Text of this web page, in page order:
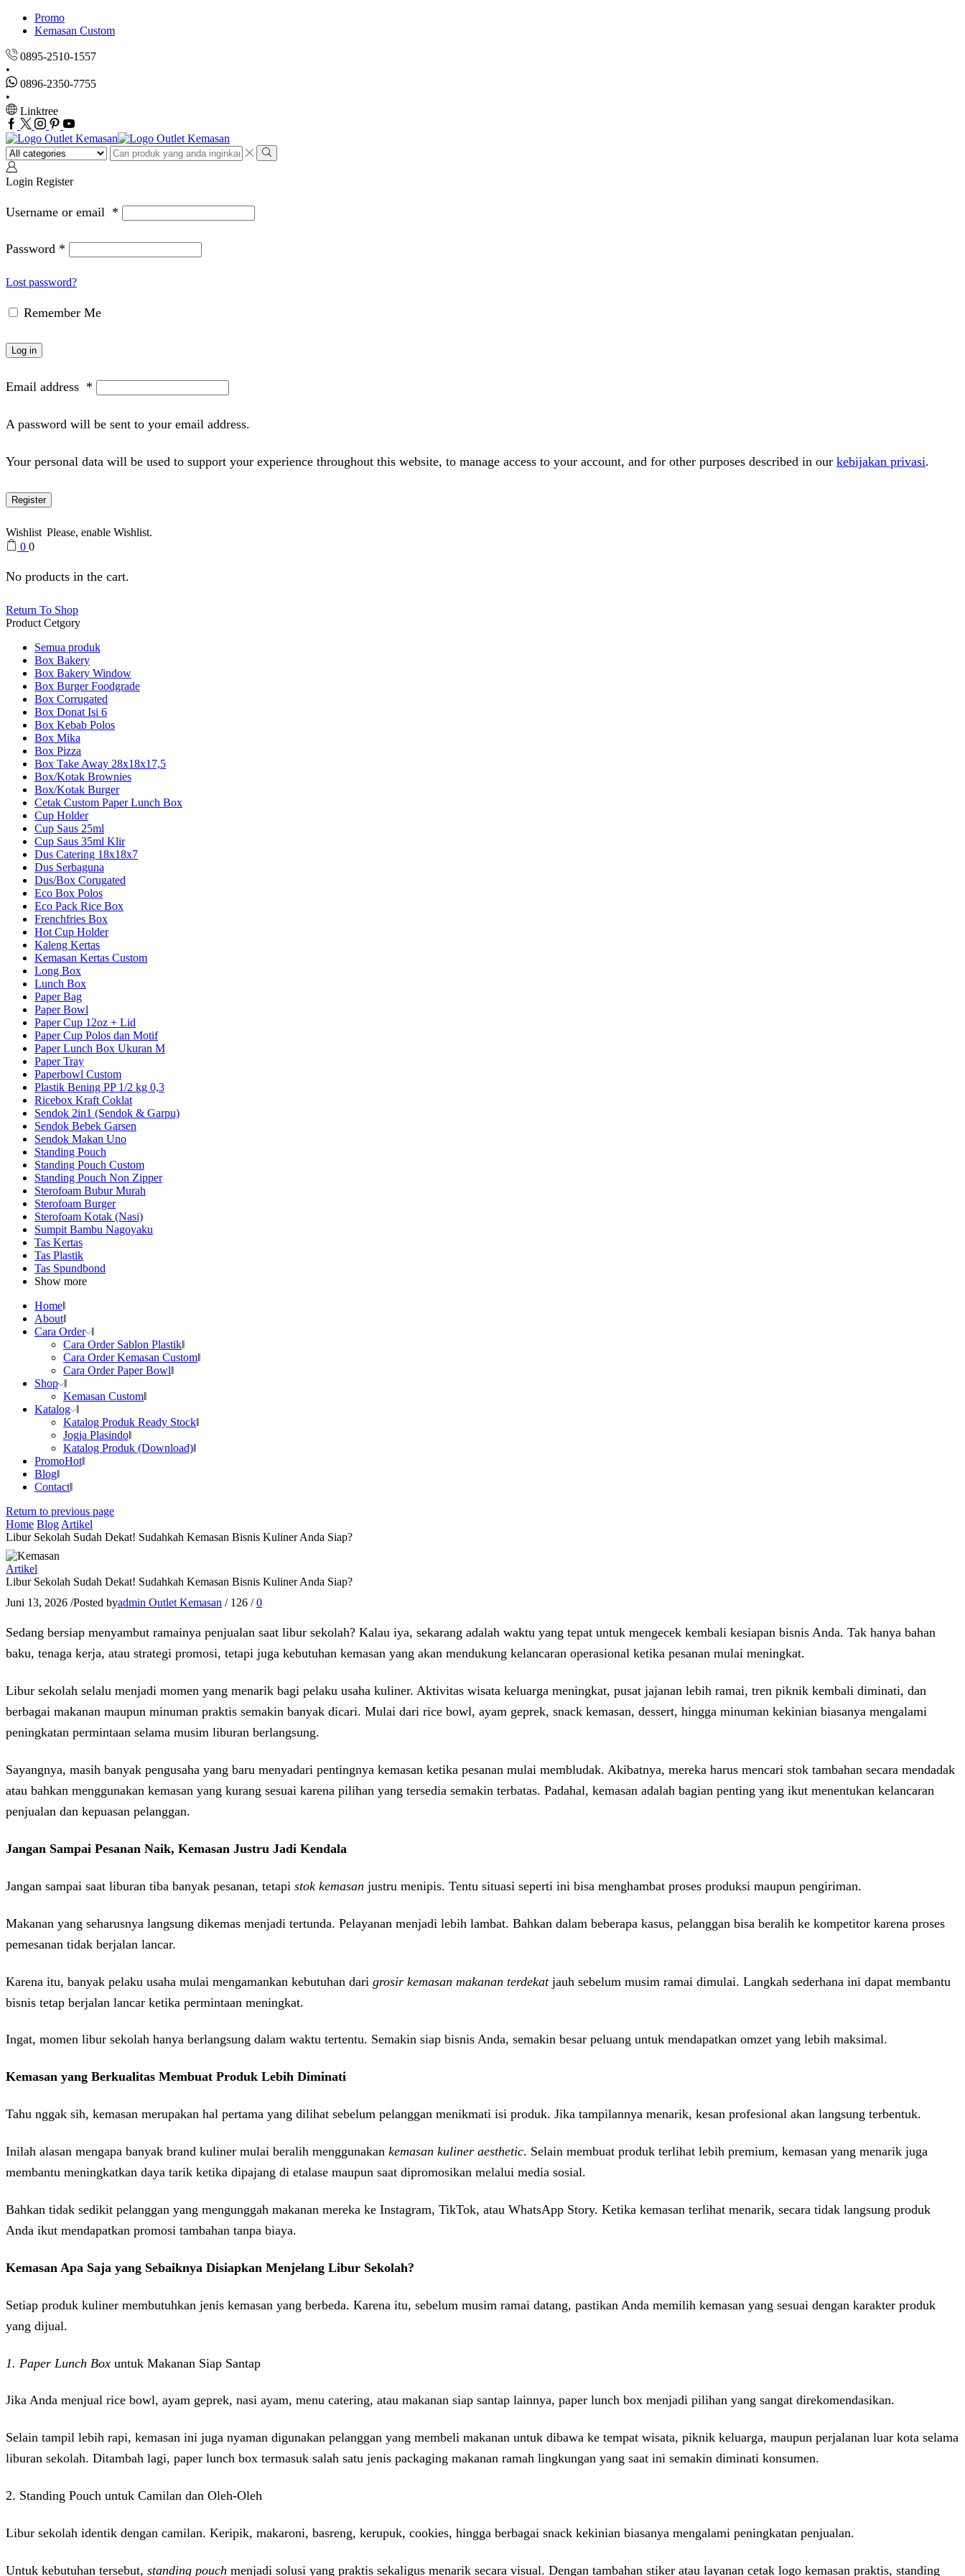
Promo
Kemasan Custom
0895-2510-1557
0896-2350-7755
Linktree
Facebook
Twitter
Instagram
Pinterest
Youtube
Search
input
Search
Login Register
Username or email *
Password *
Lost password?
Remember Me
Log in
Email address *
A password will be sent to your email address.
Your personal data will be used to support your experience throughout this website, to manage access to your account, and for other purposes described in our kebijakan privasi.
Register
Wishlist Please, enable Wishlist.
0 0
No products in the cart.
Return To Shop
Product Cetgory
Semua produk
Box Bakery
Box Bakery Window
Box Burger Foodgrade
Box Corrugated
Box Donat Isi 6
Box Kebab Polos
Box Mika
Box Pizza
Box Take Away 28x18x17,5
Box/Kotak Brownies
Box/Kotak Burger
Cetak Custom Paper Lunch Box
Cup Holder
Cup Saus 25ml
Cup Saus 35ml Klir
Dus Catering 18x18x7
Dus Serbaguna
Dus/Box Corugated
Eco Box Polos
Eco Pack Rice Box
Frenchfries Box
Hot Cup Holder
Kaleng Kertas
Kemasan Kertas Custom
Long Box
Lunch Box
Paper Bag
Paper Bowl
Paper Cup 12oz + Lid
Paper Cup Polos dan Motif
Paper Lunch Box Ukuran M
Paper Tray
Paperbowl Custom
Plastik Bening PP 1/2 kg 0,3
Ricebox Kraft Coklat
Sendok 2in1 (Sendok & Garpu)
Sendok Bebek Garsen
Sendok Makan Uno
Standing Pouch
Standing Pouch Custom
Standing Pouch Non Zipper
Sterofoam Bubur Murah
Sterofoam Burger
Sterofoam Kotak (Nasi)
Sumpit Bambu Nagoyaku
Tas Kertas
Tas Plastik
Tas Spundbond
Show more
Home
About
Cara Order
Cara Order Sablon Plastik
Cara Order Kemasan Custom
Cara Order Paper Bowl
Shop
Kemasan Custom
Katalog
Katalog Produk Ready Stock
Jogja Plasindo
Katalog Produk (Download)
PromoHot
Blog
Contact
Return to previous page
Home Blog Artikel
Libur Sekolah Sudah Dekat! Sudahkah Kemasan Bisnis Kuliner Anda Siap?
Artikel
Libur Sekolah Sudah Dekat! Sudahkah Kemasan Bisnis Kuliner Anda Siap?
Juni 13, 2026 /Posted byadmin Outlet Kemasan / 126 / 0
Sedang bersiap menyambut ramainya penjualan saat libur sekolah? Kalau iya, sekarang adalah waktu yang tepat untuk mengecek kembali kesiapan bisnis Anda. Tak hanya bahan
baku, tenaga kerja, atau strategi promosi, tetapi juga kebutuhan kemasan yang akan mendukung kelancaran operasional ketika pesanan mulai meningkat.
Libur sekolah selalu menjadi momen yang menarik bagi pelaku usaha kuliner. Aktivitas wisata keluarga meningkat, pusat jajanan lebih ramai, tren piknik kembali diminati, dan
berbagai makanan maupun minuman praktis semakin banyak dicari. Mulai dari rice bowl, ayam geprek, snack kemasan, dessert, hingga minuman kekinian biasanya mengalami
peningkatan permintaan selama musim liburan berlangsung.
Sayangnya, masih banyak pengusaha yang baru menyadari pentingnya kemasan ketika pesanan mulai membludak. Akibatnya, mereka harus mencari stok tambahan secara mendadak
atau bahkan menggunakan kemasan yang kurang sesuai karena pilihan yang tersedia semakin terbatas. Padahal, kemasan adalah bagian penting yang ikut menentukan kelancaran
penjualan dan kepuasan pelanggan.
Jangan Sampai Pesanan Naik, Kemasan Justru Jadi Kendala
Jangan sampai saat liburan tiba banyak pesanan, tetapi stok kemasan justru menipis. Tentu situasi seperti ini bisa menghambat proses produksi maupun pengiriman.
Makanan yang seharusnya langsung dikemas menjadi tertunda. Pelayanan menjadi lebih lambat. Bahkan dalam beberapa kasus, pelanggan bisa beralih ke kompetitor karena proses
pemesanan tidak berjalan lancar.
Karena itu, banyak pelaku usaha mulai mengamankan kebutuhan dari grosir kemasan makanan terdekatjauh sebelum musim ramai dimulai. Langkah sederhana ini dapat membantu
bisnis tetap berjalan lancar ketika permintaan meningkat.
Ingat, momen libur sekolah hanya berlangsung dalam waktu tertentu. Semakin siap bisnis Anda, semakin besar peluang untuk mendapatkan omzet yang lebih maksimal.
Kemasan yang Berkualitas Membuat Produk Lebih Diminati
Tahu nggak sih, kemasan merupakan hal pertama yang dilihat sebelum pelanggan menikmati isi produk. Jika tampilannya menarik, kesan profesional akan langsung terbentuk.
Inilah alasan mengapa banyak brand kuliner mulai beralih menggunakan kemasan kuliner aesthetic. Selain membuat produk terlihat lebih premium, kemasan yang menarik juga
membantu meningkatkan daya tarik ketika dipajang di etalase maupun saat dipromosikan melalui media sosial.
Bahkan tidak sedikit pelanggan yang mengunggah makanan mereka ke Instagram, TikTok, atau WhatsApp Story. Ketika kemasan terlihat menarik, secara tidak langsung produk
Anda ikut mendapatkan promosi tambahan tanpa biaya.
Kemasan Apa Saja yang Sebaiknya Disiapkan Menjelang Libur Sekolah?
Setiap produk kuliner membutuhkan jenis kemasan yang berbeda. Karena itu, sebelum musim ramai datang, pastikan Anda memilih kemasan yang sesuai dengan karakter produk
yang dijual.
1. Paper Lunch Box untuk Makanan Siap Santap
Jika Anda menjual rice bowl, ayam geprek, nasi ayam, menu catering, atau makanan siap santap lainnya, paper lunch box menjadi pilihan yang sangat direkomendasikan.
Selain tampil lebih rapi, kemasan ini juga nyaman digunakan pelanggan yang membeli makanan untuk dibawa ke tempat wisata, piknik keluarga, maupun perjalanan luar kota selama
liburan sekolah. Ditambah lagi, paper lunch box termasuk salah satu jenis packaging makanan ramah lingkungan yang saat ini semakin diminati konsumen.
2. Standing Pouch untuk Camilan dan Oleh-Oleh
Libur sekolah identik dengan camilan. Keripik, makaroni, basreng, kerupuk, cookies, hingga berbagai snack kekinian biasanya mengalami peningkatan penjualan.
Untuk kebutuhan tersebut, standing pouch menjadi solusi yang praktis sekaligus menarik secara visual. Dengan tambahan stiker atau layanan cetak logo kemasan praktis, standing